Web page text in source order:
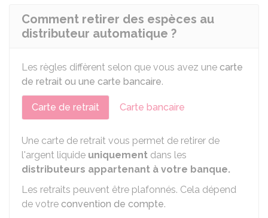
Comment retirer des espèces au
distributeur automatique ?
Les règles diffèrent selon que vous avez une carte
de retrait ou une carte bancaire.
Carte de retrait Carte bancaire
Une carte de retrait vous permet de retirer de
l'argent liquide uniquement dans les
distributeurs appartenant à votre banque.
Les retraits peuvent être plafonnés. Cela dépend
de votre convention de compte.